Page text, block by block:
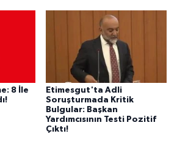
8 İle
Etimesgut'ta Adli
Soruşturmada Kritik
Bulgular: Başkan
Yardımcısının Testi Pozitif
Çıktı!